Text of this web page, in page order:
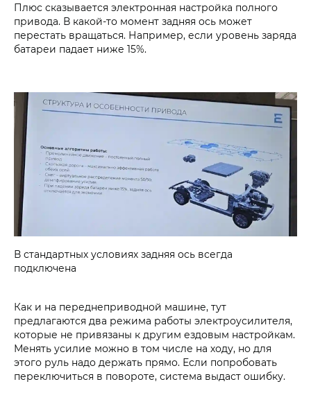
Плюс сказывается электронная настройка полного
привода. В какой-то момент задняя ось может
перестать вращаться. Например, если уровень заряда
батареи падает ниже 15%.
В стандартных условиях задняя ось всегда
подключена
Как и на переднеприводной машине, тут
предлагаются два режима работы электроусилителя,
которые не привязаны к другим ездовым настройкам.
Менять усилие можно в том числе на ходу, но для
этого руль надо держать прямо. Если попробовать
переключиться в повороте, система выдаст ошибку.